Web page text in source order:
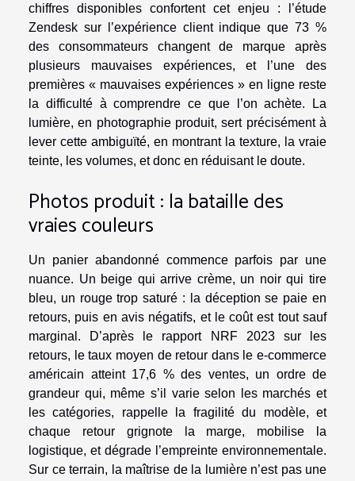
chiffres disponibles confortent cet enjeu : l’étude
Zendesk sur l’expérience client indique que 73 %
des consommateurs changent de marque après
plusieurs mauvaises expériences, et l’une des
premières « mauvaises expériences » en ligne reste
la difficulté à comprendre ce que l’on achète. La
lumière, en photographie produit, sert précisément à
lever cette ambiguïté, en montrant la texture, la vraie
teinte, les volumes, et donc en réduisant le doute.
Photos produit : la bataille des
vraies couleurs
Un panier abandonné commence parfois par une
nuance. Un beige qui arrive crème, un noir qui tire
bleu, un rouge trop saturé : la déception se paie en
retours, puis en avis négatifs, et le coût est tout sauf
marginal. D’après le rapport NRF 2023 sur les
retours, le taux moyen de retour dans le e-commerce
américain atteint 17,6 % des ventes, un ordre de
grandeur qui, même s’il varie selon les marchés et
les catégories, rappelle la fragilité du modèle, et
chaque retour grignote la marge, mobilise la
logistique, et dégrade l’empreinte environnementale.
Sur ce terrain, la maîtrise de la lumière n’est pas une